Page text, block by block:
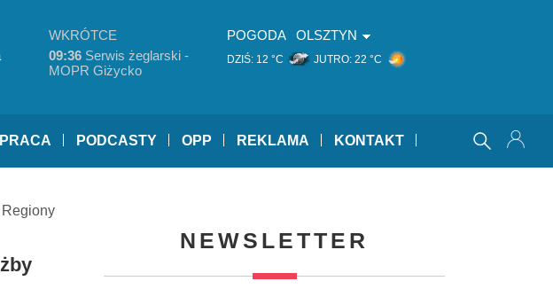
WKRÓTCE
09:36 Serwis żeglarski -
MOPR Giżycko
POGODA OLSZTYN
DZIŚ: 12 °C JUTRO: 22 °C
PODCASTY OPP REKLAMA KONTAKT
Regiony
NEWSLETTER